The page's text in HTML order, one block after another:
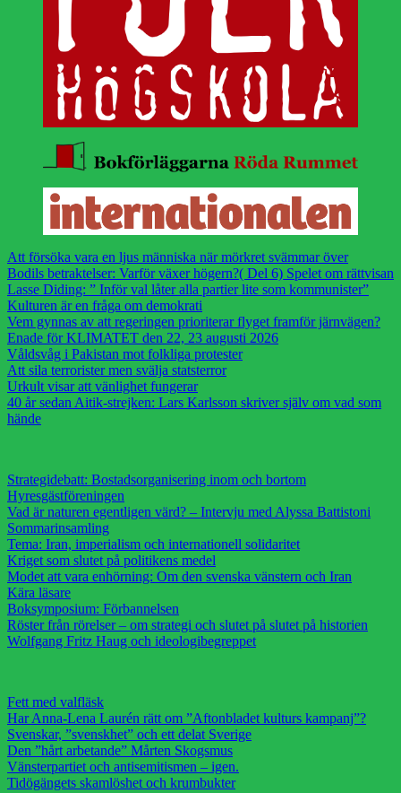
Att försöka vara en ljus människa när mörkret svämmar över
Bodils betraktelser: Varför växer högern?( Del 6) Spelet om rättvisan
Lasse Diding: ” Inför val låter alla partier lite som kommunister”
Kulturen är en fråga om demokrati
Vem gynnas av att regeringen prioriterar flyget framför järnvägen?
Enade för KLIMATET den 22, 23 augusti 2026
Våldsvåg i Pakistan mot folkliga protester
Att sila terrorister men svälja statsterror
Urkult visar att vänlighet fungerar
40 år sedan Aitik-strejken: Lars Karlsson skriver själv om vad som
hände
Strategidebatt: Bostadsorganisering inom och bortom
Hyresgästföreningen
Vad är naturen egentligen värd? – Intervju med Alyssa Battistoni
Sommarinsamling
Tema: Iran, imperialism och internationell solidaritet
Kriget som slutet på politikens medel
Modet att vara enhörning: Om den svenska vänstern och Iran
Kära läsare
Boksymposium: Förbannelsen
Röster från rörelser – om strategi och slutet på slutet på historien
Wolfgang Fritz Haug och ideologibegreppet
Fett med valfläsk
Har Anna-Lena Laurén rätt om ”Aftonbladet kulturs kampanj”?
Svenskar, ”svenskhet” och ett delat Sverige
Den ”hårt arbetande” Mårten Skogsmus
Vänsterpartiet och antisemitismen – igen.
Tidögängets skamlöshet och krumbukter